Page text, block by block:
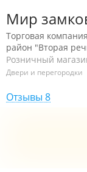
Мир
Торговая компания
район "Вторая
Розничный
Двери и перегородки
Отзывы 8